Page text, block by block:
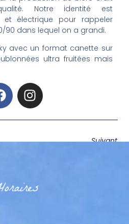
Notre identité est
et électrique pour rappeler
90 dans lequel on a grandi.
avec un format canette sur
ultra fruitées mais
Suivant